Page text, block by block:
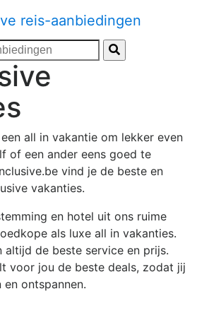
all in vakantie om lekker even
of een ander eens goed te
vind je de beste en
vakanties.
en hotel uit ons ruime
als luxe all in vakanties.
altijd de beste service en prijs.
voor jou de beste deals, zodat jij
ontspannen.